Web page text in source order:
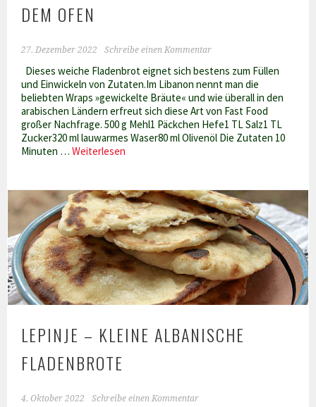
DEM OFEN
27. Dezember 2022 Schreibe einen Kommentar
Dieses weiche Fladenbrot eignet sich bestens zum Füllen
und Einwickeln von Zutaten.Im Libanon nennt man die
beliebten Wraps »gewickelte Bräute« und wie überall in den
arabischen Ländern erfreut sich diese Art von Fast Food
großer Nachfrage. 500 g Mehl1 Päckchen Hefe1 TL Salz1 TL
Zucker320 ml lauwarmes Waser80 ml Olivenöl Die Zutaten 10
Minuten …Weiterlesen
dem
Ofen
LEPINJE – KLEINE ALBANISCHE
FLADENBROTE
4. Oktober 2022 Schreibe einen Kommentar